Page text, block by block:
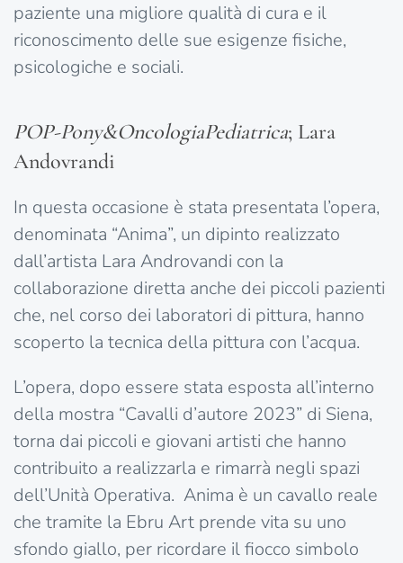
paziente una migliore qualità di cura e il
riconoscimento delle sue esigenze fisiche,
psicologiche e sociali.
POP-Pony&OncologiaPediatrica; Lara
Andovrandi
In questa occasione è stata presentata l’opera,
denominata “Anima”, un dipinto realizzato
dall’artista Lara Androvandi con la
collaborazione diretta anche dei piccoli pazienti
che, nel corso dei laboratori di pittura, hanno
scoperto la tecnica della pittura con l’acqua.
L’opera, dopo essere stata esposta all’interno
della mostra “Cavalli d’autore 2023” di Siena,
torna dai piccoli e giovani artisti che hanno
contribuito a realizzarla e rimarrà negli spazi
dell’Unità Operativa. Anima è un cavallo reale
che tramite la Ebru Art prende vita su uno
sfondo giallo, per ricordare il fiocco simbolo